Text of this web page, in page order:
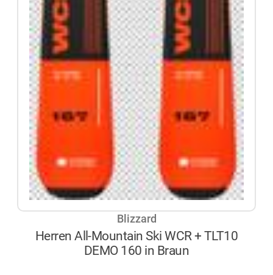
Blizzard
Herren All-Mountain Ski WCR + TLT10
DEMO 160 in Braun